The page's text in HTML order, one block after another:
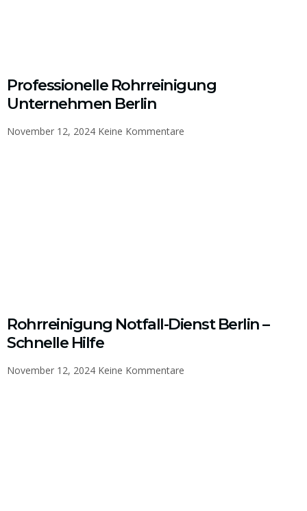
Professionelle Rohrreinigung
Unternehmen Berlin
November 12, 2024 Keine Kommentare
Rohrreinigung Notfall-Dienst Berlin –
Schnelle Hilfe
November 12, 2024 Keine Kommentare